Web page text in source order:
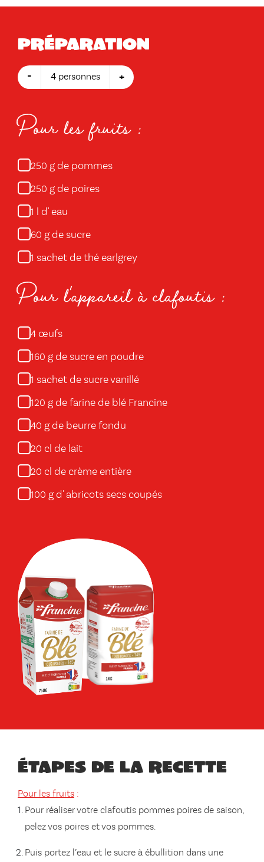
Préparation
- 4 personnes +
Pour les fruits :
250 g de pommes
250 g de poires
1 l d' eau
60 g de sucre
1 sachet de thé earlgrey
Pour l'appareil à clafoutis :
4 œufs
160 g de sucre en poudre
1 sachet de sucre vanillé
120 g de farine de blé Francine
40 g de beurre fondu
20 cl de lait
20 cl de crème entière
100 g d' abricots secs coupés
Étapes de la recette
Pour les fruits :
Pour réaliser votre clafoutis pommes poires de saison,
pelez vos poires et vos pommes.
Puis portez l’eau et le sucre à ébullition dans une